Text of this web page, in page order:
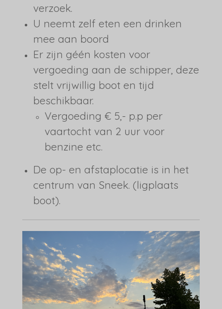
verzoek.
U neemt zelf eten een drinken
mee aan boord
Er zijn géén kosten voor
vergoeding aan de schipper, deze
stelt vrijwillig boot en tijd
beschikbaar.
Vergoeding € 5,- p.p per
vaartocht van 2 uur voor
benzine etc.
De op- en afstaplocatie is in het
centrum van Sneek. (ligplaats
boot).